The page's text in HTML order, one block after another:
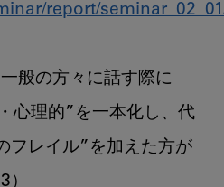
report/
般の方々に話す際に
心理的”を一本化し、代
フレイル”を加えた方が